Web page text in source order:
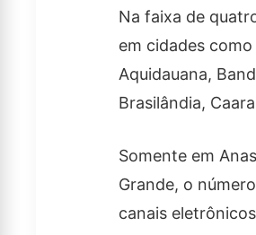
Na faixa de
em cidades
Aquidauana,
Brasilândia,
Somente em
Grande, o
canais